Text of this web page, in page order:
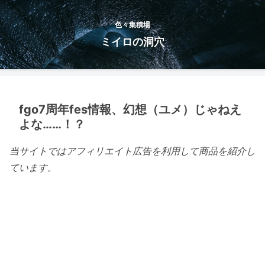
色々集積場
ミイロの洞穴
fgo7周年fes情報、幻想（ユメ）じゃねえ
よな……！？
当サイトではアフィリエイト広告を利用して商品を紹介し
ています。